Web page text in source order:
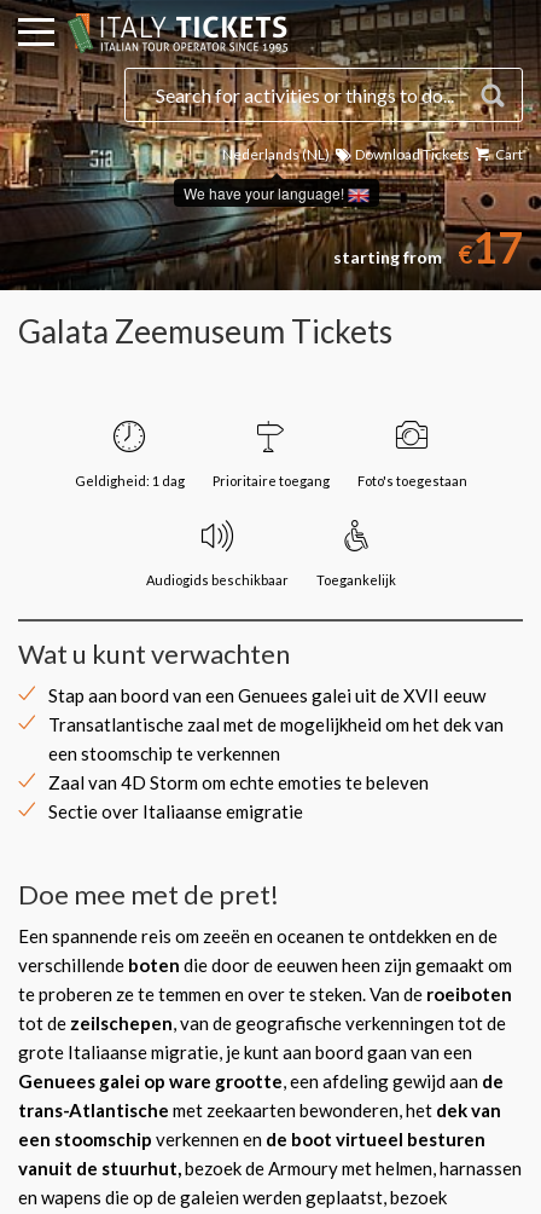
Nederlands (NL)
We have your language!
Download Tickets Cart
starting from €17
Galata Zeemuseum Tickets
Geldigheid: 1 dag Prioritaire toegang Foto's toegestaan
Audiogids beschikbaar Toegankelijk
Wat u kunt verwachten
Stap aan boord van een Genuees galei uit de XVII eeuw
Transatlantische zaal met de mogelijkheid om het dek van
een stoomschip te verkennen
Zaal van 4D Storm om echte emoties te beleven
Sectie over Italiaanse emigratie
Doe mee met de pret!
Een spannende reis om zeeën en oceanen te ontdekken en de
verschillende boten die door de eeuwen heen zijn gemaakt om
te proberen ze te temmen en over te steken. Van de roeiboten
tot de zeilschepen, van de geografische verkenningen tot de
grote Italiaanse migratie, je kunt aan boord gaan van een
Genuees galei op ware grootte, een afdeling gewijd aan de
trans-Atlantische met zeekaarten bewonderen, het dek van
een stoomschip verkennen en de boot virtueel besturen
vanuit de stuurhut,bezoek de Armoury met helmen, harnassen
en wapens die op de galeien werden geplaatst, bezoek